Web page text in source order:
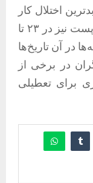
اختلال کار
در ۳۰ سال گذشته می‌دانند. کارکنان پست نیز در ۲۳ تا
در آن تاریخ‌ها
در برخی از
برای تعطیلی